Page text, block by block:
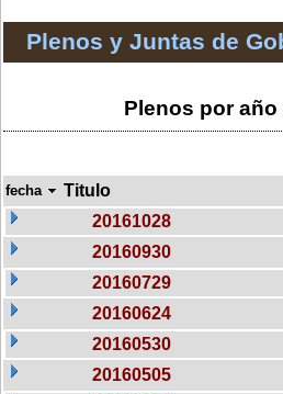
Plenos y Juntas de
Plenos por
fecha Titulo
20161028
20160930
20160729
20160624
20160530
20160505